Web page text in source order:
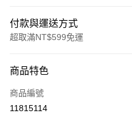
付款與運送方式
超取滿NT$599免運
信用卡一次付款
超商取貨付款
商品特色
商品編號
11815114